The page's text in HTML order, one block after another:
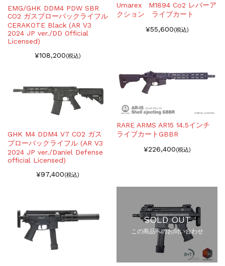
EMG/GHK DDM4 PDW SBR
CO2 ガスブローバックライフル
CERAKOTE Black (AR V3
2024 JP ver./DD Official
Licensed)
¥108,200(税込)
Umarex M1894 Co2 レバーア
クション ライブカート
¥55,600(税込)
GHK M4 DDM4 V7 CO2 ガス
ブローバックライフル (AR V3
2024 JP ver./Daniel Defense
official Licensed)
¥97,400(税込)
RARE ARMS AR15 14.5インチ
ライブカートGBBR
¥226,400(税込)
SOLD OUT
この商品へのお問い合わせ